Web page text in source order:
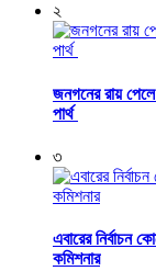
২
জনগনের রায়
পার্থ
৩
এবারের নির্বাচন
কমিশনার